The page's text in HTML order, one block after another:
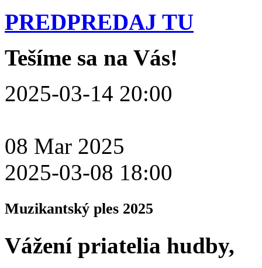
PREDPREDAJ TU
Tešíme sa na Vás!
2025-03-14 20:00
08 Mar 2025
2025-03-08 18:00
Muzikantský ples 2025
Vážení priatelia hudby,